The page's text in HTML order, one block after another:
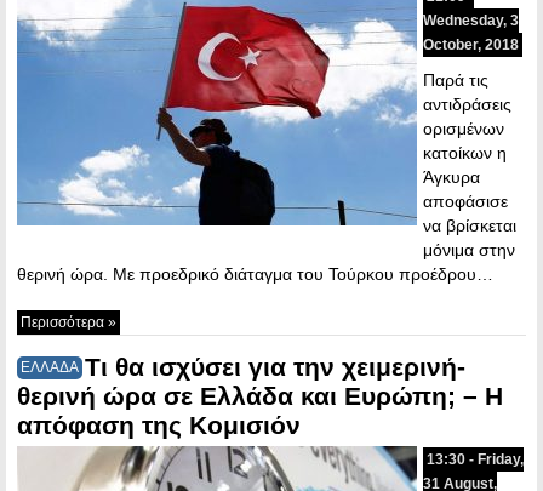
Wednesday, 3
October, 2018
Παρά τις
αντιδράσεις
ορισμένων
κατοίκων η
Άγκυρα
αποφάσισε
να βρίσκεται
μόνιμα στην
θερινή ώρα. Με προεδρικό διάταγμα του Τούρκου προέδρου…
Περισσότερα »
ΕΛΛΑΔΑ Τι θα ισχύσει για την χειμερινή-
θερινή ώρα σε Ελλάδα και Ευρώπη; – Η
απόφαση της Κομισιόν
13:30 - Friday,
31 August,